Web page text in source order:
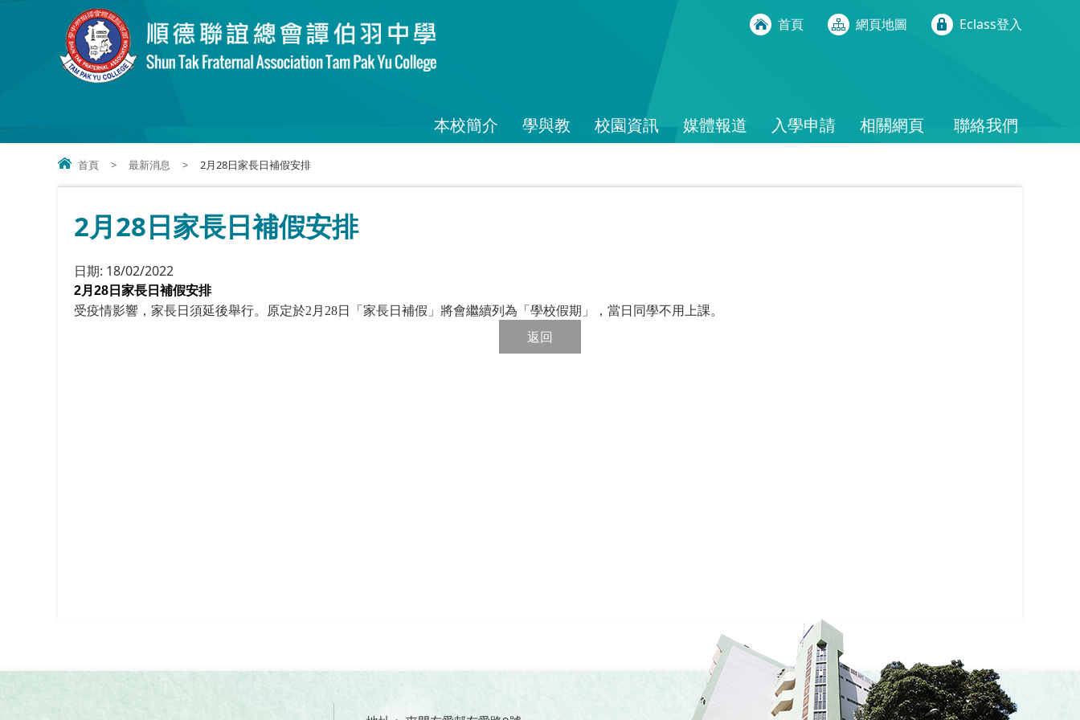
首頁 網頁地圖 Eclass登入
本校簡介 學與教 校園資訊 媒體報道 入學申請 相關網頁 聯絡我們
首頁 > 最新消息 > 2月28日家長日補假安排
2月28日家長日補假安排
日期: 18/02/2022
2月 28 日家長日補假安排
受疫情影響，家長日須延後舉行。原定於2 月 28日「家長日補假」將會繼續列為「學校假期」，當日同學不用上課。
返回